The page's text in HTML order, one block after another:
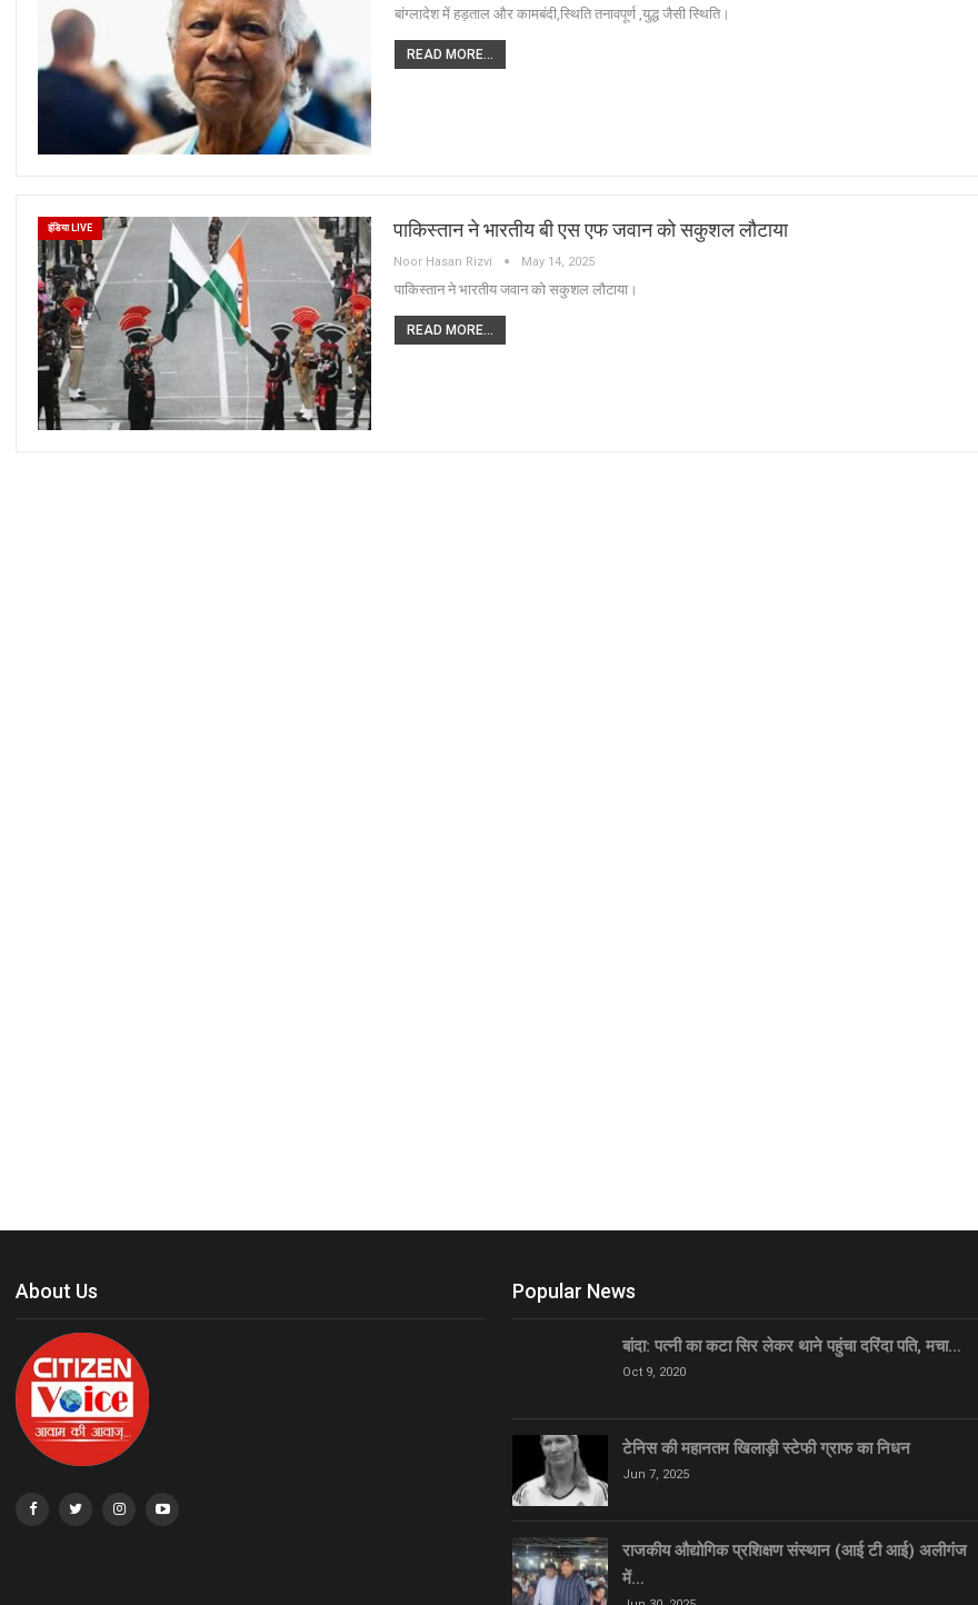
बांग्लादेश में हड़ताल और कामबंदी,स्थिति तनावपूर्ण ,युद्ध जैसी स्थिति।
READ MORE...
इंडिया LIVE पाकिस्तान ने भारतीय बी एस एफ जवान को सकुशल लौटाया
Noor Hasan Rizvi May 14, 2025
पाकिस्तान ने भारतीय जवान को सकुशल लौटाया।
READ MORE...
About Us Popular News
बांदा: पत्नी का कटा सिर लेकर थाने पहुंचा दरिंदा पति, मचा…
Oct 9, 2020
टेनिस की महानतम खिलाड़ी स्टेफी ग्राफ का निधन
Jun 7, 2025
राजकीय औद्योगिक प्रशिक्षण संस्थान (आई टी आई) अलीगंज
में…